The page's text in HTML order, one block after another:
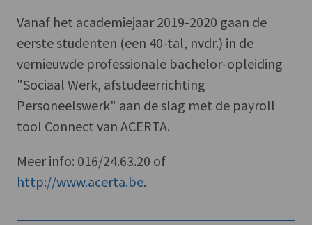
Vanaf het academiejaar 2019-2020 gaan de
eerste studenten (een 40-tal, nvdr.) in de
vernieuwde professionale bachelor-opleiding
"Sociaal Werk, afstudeerrichting
Personeelswerk" aan de slag met de payroll
tool Connect van ACERTA.
Meer info: 016/24.63.20 of
http://www.acerta.be.